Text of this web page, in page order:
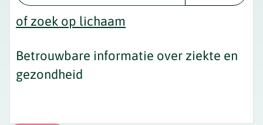
of zoek op lichaam
Betrouwbare informatie over ziekte en
gezondheid